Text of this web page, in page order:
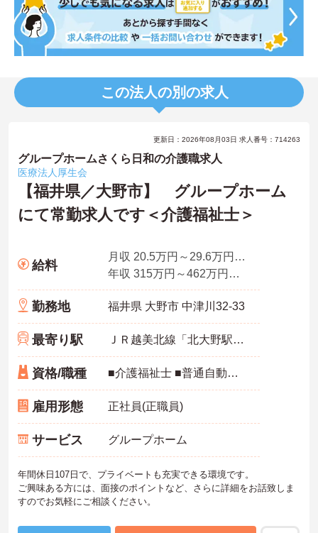
この法人の別の求人
更新日：2026年08月03日 求人番号：714263
グループホームさくら日和の介護職求人
医療法人厚生会
【福井県／大野市】 グループホーム
にて常勤求人です＜介護福祉士＞
給料
月収 20.5万円～29.6万円程度（夜勤手当4回分込み）
年収 315万円～462万円程度（賞与4.0ヶ月分の場合）
勤務地 福井県 大野市 中津川32-33
最寄り駅 ＪＲ越美北線「北大野駅」徒歩18分
資格/職種 ■介護福祉士 ■普通自動車免許（AT限定可）お持ちの方 ※実務経験が3年以上ある方 ※ブランクのある方、初心者の方応相談
雇用形態 正社員(正職員)
サービス グループホーム
年間休日107日で、プライベートも充実できる環境です。
ご興味ある方には、面接のポイントなど、さらに詳細をお話致しま
すのでお気軽にご相談ください。